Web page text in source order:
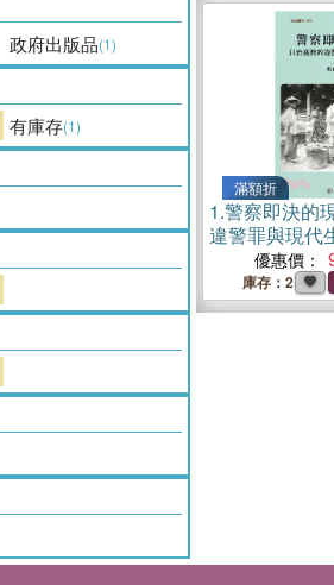
政府出版品(1)
有庫存(1)
滿額折
1.警察即決的
違警罪與現代
優惠價：
庫存：2